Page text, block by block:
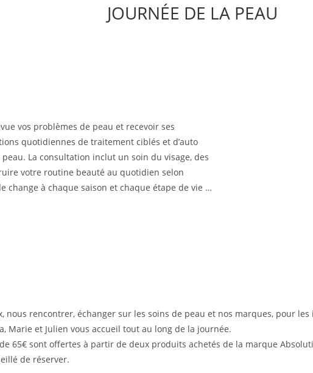
JOURNÉE DE LA PEAU
vos problèmes de peau et recevoir ses
quotidiennes de traitement ciblés et d’auto
La consultation inclut un soin du visage, des
votre routine beauté au quotidien selon
change à chaque saison et chaque étape de vie …
nous rencontrer, échanger sur les soins de peau et nos marques, pour
Marie et Julien vous accueil tout au long de la journée.
65€ sont offertes à partir de deux produits achetés de la marque
de réserver.